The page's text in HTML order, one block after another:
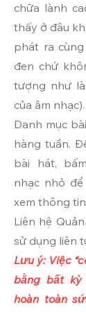
chữa lành
thấy ở đâu
phát ra
đen chứ
tượng như
của âm nhạc).
Danh mục
hàng tuần.
bài hát,
nhạc nhỏ
xem thông
Liên hệ
sử dụng liên
Lưu ý: Việc
bằng bất
hoàn toàn